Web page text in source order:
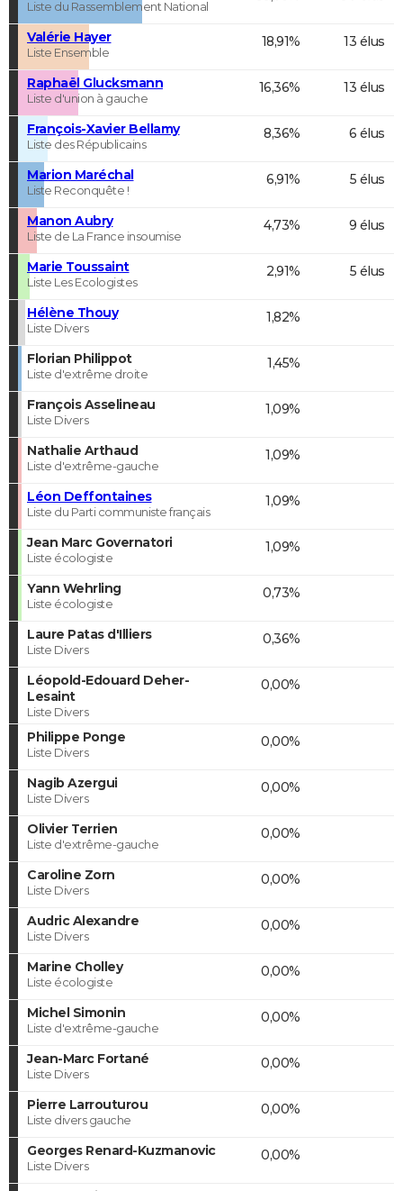
Liste du Rassemblement National
Valérie Hayer
Liste Ensemble
18,91% 13 élus
Raphaël Glucksmann
Liste d'union à gauche
16,36% 13 élus
François-Xavier Bellamy
Liste des Républicains
8,36% 6 élus
Marion Maréchal
Liste Reconquête !
6,91% 5 élus
Manon Aubry
Liste de La France insoumise
4,73% 9 élus
Marie Toussaint
Liste Les Ecologistes
2,91% 5 élus
Hélène Thouy
Liste Divers
1,82%
Florian Philippot
Liste d'extrême droite
1,45%
François Asselineau
Liste Divers
1,09%
Nathalie Arthaud
Liste d'extrême-gauche
1,09%
Léon Deffontaines
Liste du Parti communiste français
1,09%
Jean Marc Governatori
Liste écologiste
1,09%
Yann Wehrling
Liste écologiste
0,73%
Laure Patas d'Illiers
Liste Divers
0,36%
Léopold-Edouard Deher-
Lesaint
Liste Divers
0,00%
Philippe Ponge
Liste Divers
0,00%
Nagib Azergui
Liste Divers
0,00%
Olivier Terrien
Liste d'extrême-gauche
0,00%
Caroline Zorn
Liste Divers
0,00%
Audric Alexandre
Liste Divers
0,00%
Marine Cholley
Liste écologiste
0,00%
Michel Simonin
Liste d'extrême-gauche
0,00%
Jean-Marc Fortané
Liste Divers
0,00%
Pierre Larrouturou
Liste divers gauche
0,00%
Georges Renard-Kuzmanovic
Liste Divers
0,00%